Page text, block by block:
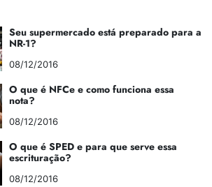
Seu supermercado está preparado para a
NR-1?
08/12/2016
O que é NFCe e como funciona essa
nota?
08/12/2016
O que é SPED e para que serve essa
escrituração?
08/12/2016